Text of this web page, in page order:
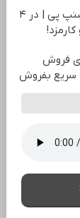
خرید موبایل با اسنپ پی | در ۴
فروش